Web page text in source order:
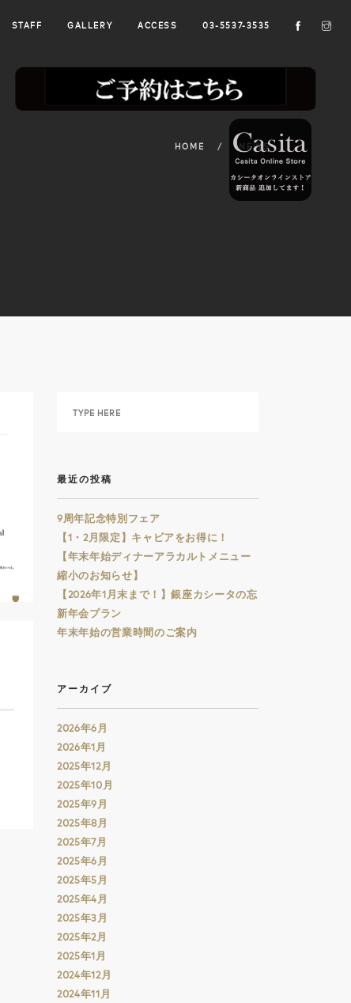
STAFF GALLERY ACCESS 03-5537-3535
HOME NEWS
最近の投稿
9周年記念特別フェア
【1・2月限定】キャビアをお得に！
【年末年始ディナーアラカルトメニュー
縮小のお知らせ】
【2026年1月末まで！】銀座カシータの忘
新年会プラン
年末年始の営業時間のご案内
アーカイブ
2026年6月
2026年1月
2025年12月
2025年10月
2025年9月
2025年8月
2025年7月
2025年6月
2025年5月
2025年4月
2025年3月
2025年2月
2025年1月
2024年12月
2024年11月